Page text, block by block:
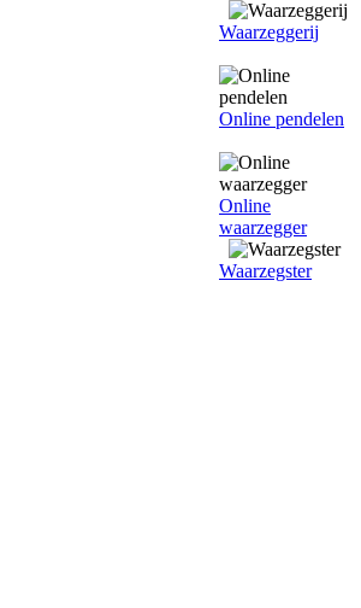
Waarzeggerij
Online pendelen
Online
waarzegger
Waarzegster